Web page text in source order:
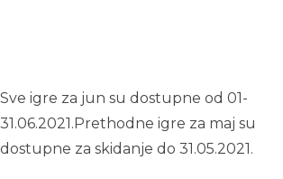
Sve igre za jun su dostupne od 01-
31.06.2021.Prethodne igre za maj su
dostupne za skidanje do 31.05.2021.